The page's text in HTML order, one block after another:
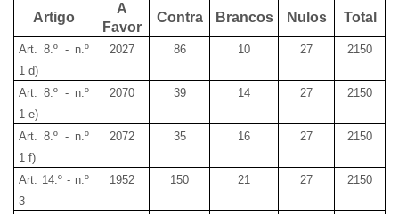
Artigo
A
Favor
Contra Brancos Nulos Total
Art. 8.º - n.º
1 d)
2027 86 10 27 2150
Art. 8.º - n.º
1 e)
2070 39 14 27 2150
Art. 8.º - n.º
1 f)
2072 35 16 27 2150
Art. 14.º - n.º
3
1952 150 21 27 2150